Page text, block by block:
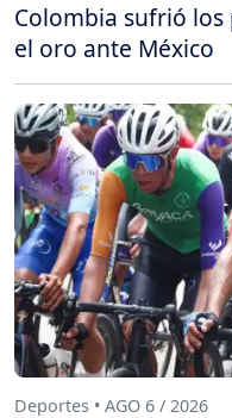
Colombia sufrió
el oro ante México
Deportes • AGO 6 / 2026